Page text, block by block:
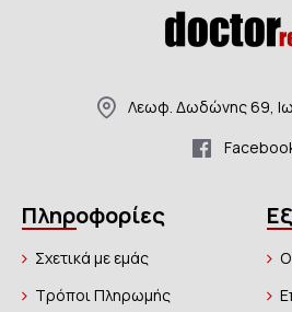
Λεωφ. Δωδώνης 69,
Πληροφορίες
Σχετικά με εμάς
Τρόποι Πληρωμής